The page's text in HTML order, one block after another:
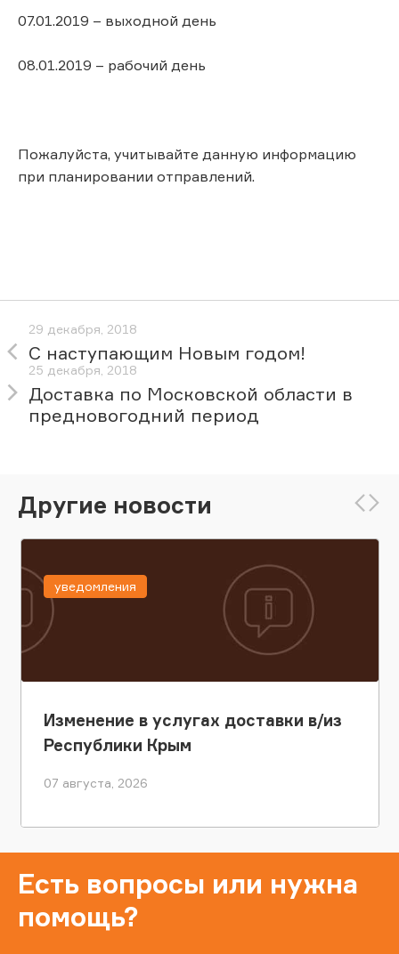
07.01.2019 – выходной день
08.01.2019 – рабочий день
Пожалуйста, учитывайте данную информацию
при планировании отправлений.
29 декабря, 2018
С наступающим Новым годом!
25 декабря, 2018
Доставка по Московской области в
предновогодний период
Другие новости
Изменение в услугах доставки в/из
Республики Крым
07 августа, 2026
уведомления
Есть вопросы или нужна
помощь?